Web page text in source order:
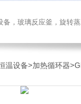
备，玻璃反应釜，旋转
温设备>加热循环器